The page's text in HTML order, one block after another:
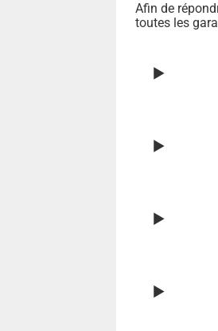
Afin de
toutes les